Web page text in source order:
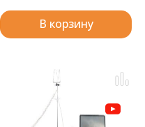
В корзину